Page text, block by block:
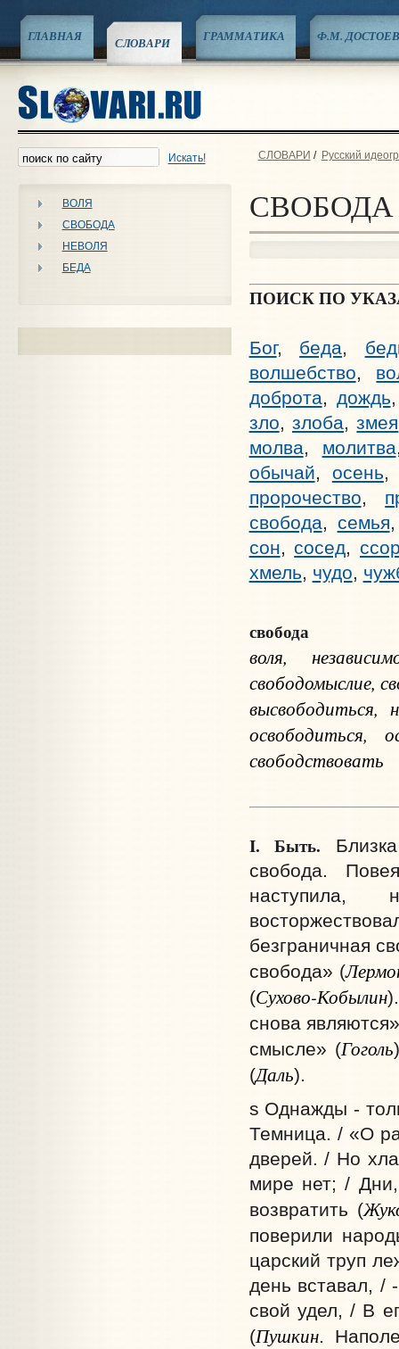
ГЛАВНАЯ СЛОВАРИ ГРАММАТИКА Ф.М.
Искать!
ВОЛЯ
СВОБОДА
НЕВОЛЯ
БЕДА
СЛОВАРИ / Русский
СВОБОДА
ПОИСК ПО
Бог, беда,
волшебство,
доброта, дождь
зло, злоба,змея
молва, молитва
обычай, осень
пророчество,
свобода, семья
сон, сосед,
хмель, чудо,
свобода
воля,
свободомыслие,
высвободиться,
освободиться,
свободствовать
I. Быть.
свобода.
наступила,
безграничная
свобода» (
(Сухово-Кобылин
снова
смысле» (Гоголь
(Даль).
s Однажды -
Темница. / «О
дверей. / Но
мире нет; /
возвратить (
поверили
царский труп
день вставал, /
свой удел, / В
(Пушкин.